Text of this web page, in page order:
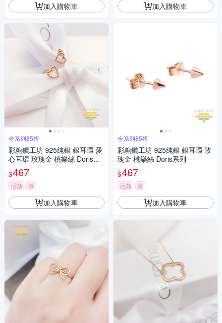
加入購物車
全系列85折
彩糖鑽工坊 925純銀 銀耳環 愛
心耳環 玫瑰金 桃樂絲 Doris系
$467
活動 券
加入購物車
加入購物車
全系列85折
彩糖鑽工坊 925純銀 銀耳環 玫
瑰金 桃樂絲 Doris系列
$467
活動 券
加入購物車